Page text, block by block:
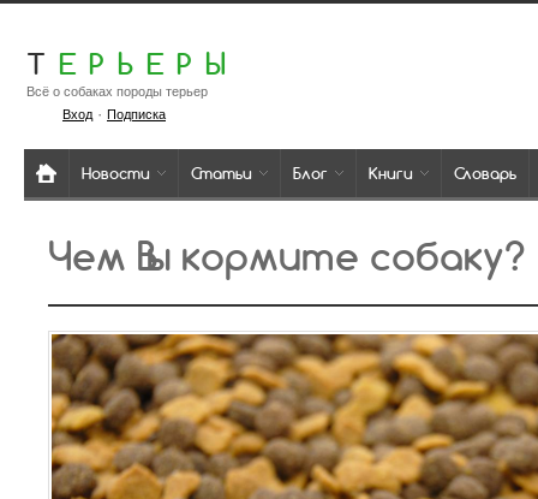
Т ЕРЬЕРЫ
Всё о собаках породы терьер
Вход· Подписка
Новости Статьи Блог Книги Словарь
Чем Вы кормите собаку?